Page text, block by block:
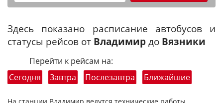
Здесь показано расписание автобусов и
статусы рейсов от Владимир до Вязники
Перейти к рейсам на:
Сегодня
Завтра Послезавтра Ближайшие